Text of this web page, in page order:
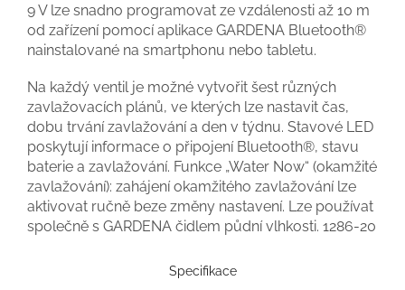
9 V lze snadno programovat ze vzdálenosti až 10 m
od zařízení pomocí aplikace GARDENA Bluetooth®
nainstalované na smartphonu nebo tabletu.
Na každý ventil je možné vytvořit šest různých
zavlažovacích plánů, ve kterých lze nastavit čas,
dobu trvání zavlažování a den v týdnu. Stavové LED
poskytují informace o připojení Bluetooth®, stavu
baterie a zavlažování. Funkce „Water Now“ (okamžité
zavlažování): zahájení okamžitého zavlažování lze
aktivovat ručně beze změny nastavení. Lze používat
společně s GARDENA čidlem půdní vlhkosti. 1286-20
Specifikace